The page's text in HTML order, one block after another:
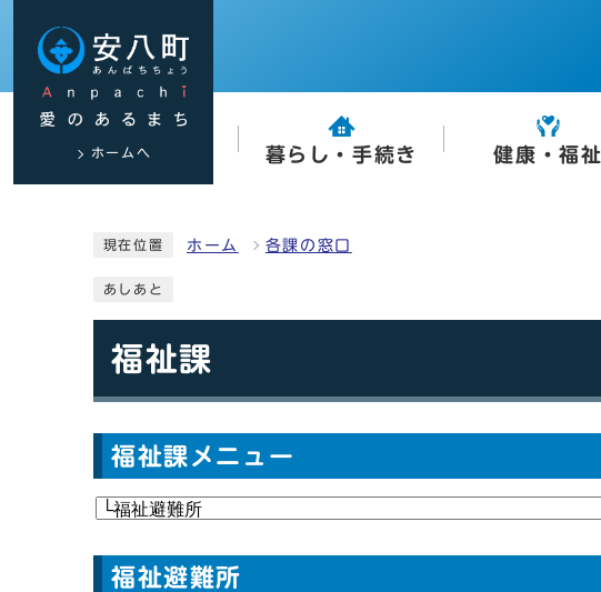
ホームへ 暮らし・手続き 健康・福祉
現在位置 ホーム 各課の窓口
あしあと
福祉課
福祉課メニュー
福祉避難所